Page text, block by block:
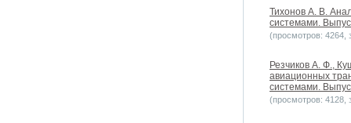
Тихонов А. В.
системами.
(просмотров: 4264,
Резчиков А. Ф.,
авиационных
системами.
(просмотров: 4128,